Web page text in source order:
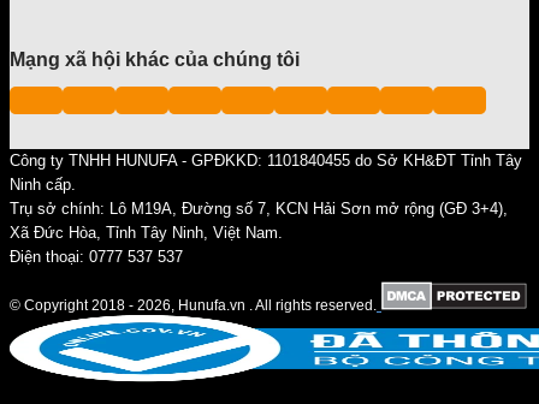
Mạng xã hội khác của chúng tôi
Công ty TNHH HUNUFA - GPĐKKD: 1101840455 do Sở KH&ĐT Tỉnh Tây
Ninh cấp.
Trụ sở chính: Lô M19A, Đường số 7, KCN Hải Sơn mở rộng (GĐ 3+4),
Xã Đức Hòa, Tỉnh Tây Ninh, Việt Nam.
Điện thoại: 0777 537 537
© Copyright 2018 - 2026, Hunufa.vn . All rights reserved.